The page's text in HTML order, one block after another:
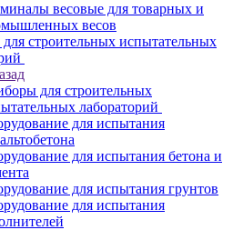
весовые для товарных и
весов
строительных испытательных
для строительных
лабораторий
для испытания
для испытания бетона и
для испытания грунтов
для испытания